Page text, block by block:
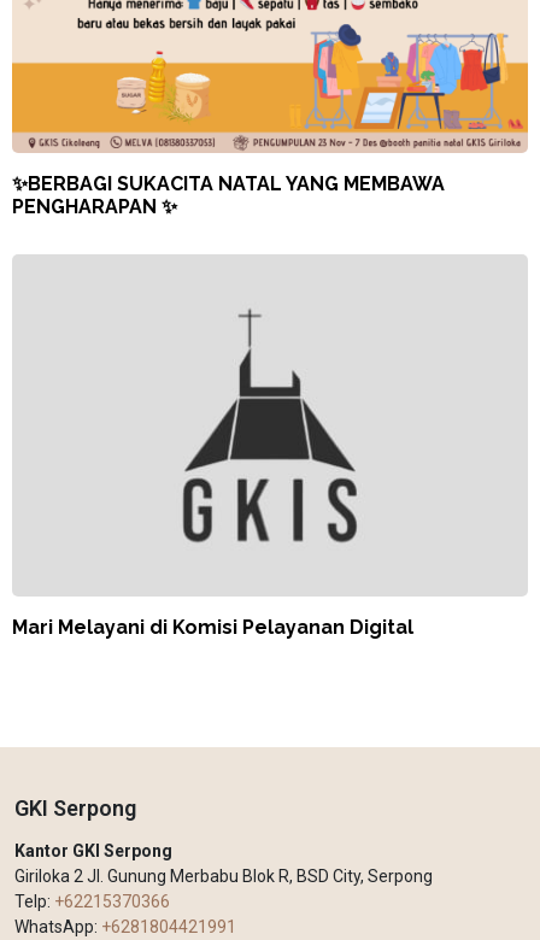
✨BERBAGI SUKACITA NATAL YANG MEMBAWA
PENGHARAPAN ✨
Mari Melayani di Komisi Pelayanan Digital
GKI Serpong
Kantor GKI Serpong
Giriloka 2 Jl. Gunung Merbabu Blok R, BSD City, Serpong
Telp: +62215370366
WhatsApp: +6281804421991